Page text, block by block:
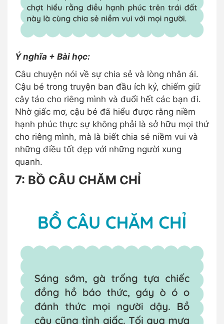
Ý nghĩa + Bài học:
Câu chuyện nói về sự chia sẻ và lòng nhân ái.
Cậu bé trong truyện ban đầu ích kỷ, chiếm giữ
cây táo cho riêng mình và đuổi hết các bạn đi.
Nhờ giấc mơ, cậu bé đã hiểu được rằng niềm
hạnh phúc thực sự không phải là sở hữu mọi thứ
cho riêng mình, mà là biết chia sẻ niềm vui và
những điều tốt đẹp với những người xung
quanh.
7: BỒ CÂU CHĂM CHỈ